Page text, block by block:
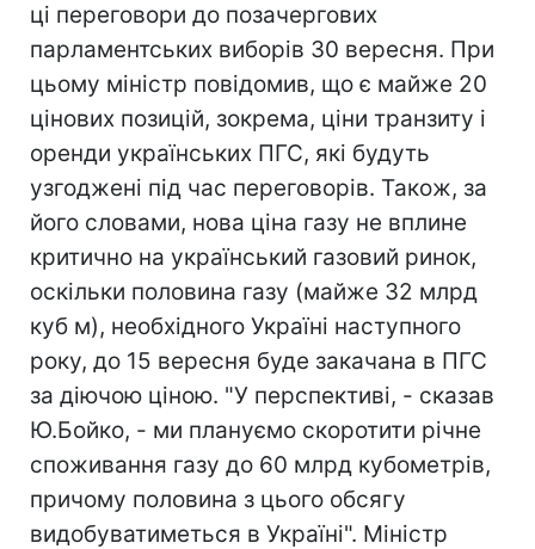
ці переговори до позачергових
парламентських виборів 30 вересня. При
цьому міністр повідомив, що є майже 20
цінових позицій, зокрема, ціни транзиту і
оренди українських ПГС, які будуть
узгоджені під час переговорів. Також, за
його словами, нова ціна газу не вплине
критично на український газовий ринок,
оскільки половина газу (майже 32 млрд
куб м), необхідного Україні наступного
року, до 15 вересня буде закачана в ПГС
за діючою ціною. "У перспективі, - сказав
Ю.Бойко, - ми плануємо скоротити річне
споживання газу до 60 млрд кубометрів,
причому половина з цього обсягу
видобуватиметься в Україні". Міністр